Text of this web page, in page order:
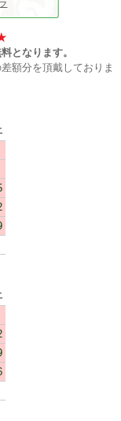
となります。
額分を頂戴しておりま